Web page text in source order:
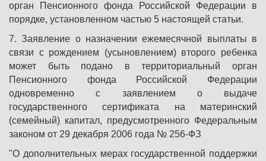
орган Пенсионного фонда Российской Федерации в
порядке, установленном частью 5 настоящей статьи.
7. Заявление о назначении ежемесячной выплаты в
связи с рождением (усыновлением) второго ребенка
может быть подано в территориальный орган
Пенсионного фонда Российской Федерации
одновременно с заявлением о выдаче
государственного сертификата на материнский
(семейный) капитал, предусмотренного Федеральным
законом от 29 декабря 2006 года № 256-ФЗ
"О дополнительных мерах государственной поддержки